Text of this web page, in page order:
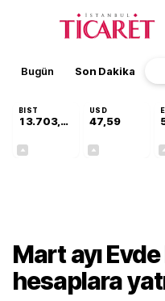
Bugün Son Dakika
BIST
13.703,13
USD
47,59
Mart ayı Evde
hesaplara